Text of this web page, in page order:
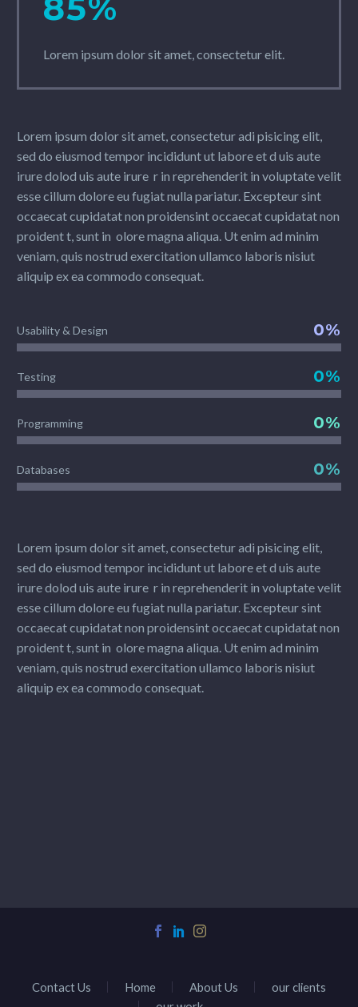
Lorem ipsum dolor sit amet, consectetur elit.
Lorem ipsum dolor sit amet, consectetur adi pisicing elit,
sed do eiusmod tempor incididunt ut labore et d uis aute
irure dolod uis aute irure r in reprehenderit in voluptate velit
esse cillum dolore eu fugiat nulla pariatur. Excepteur sint
occaecat cupidatat non proidensint occaecat cupidatat non
proident t, sunt in olore magna aliqua. Ut enim ad minim
veniam, quis nostrud exercitation ullamco laboris nisiut
aliquip ex ea commodo consequat.
Usability & Design 0%
Testing 0%
Programming 0%
Databases 0%
Lorem ipsum dolor sit amet, consectetur adi pisicing elit,
sed do eiusmod tempor incididunt ut labore et d uis aute
irure dolod uis aute irure r in reprehenderit in voluptate velit
esse cillum dolore eu fugiat nulla pariatur. Excepteur sint
occaecat cupidatat non proidensint occaecat cupidatat non
proident t, sunt in olore magna aliqua. Ut enim ad minim
veniam, quis nostrud exercitation ullamco laboris nisiut
aliquip ex ea commodo consequat.
Contact Us Home About Us
our clients